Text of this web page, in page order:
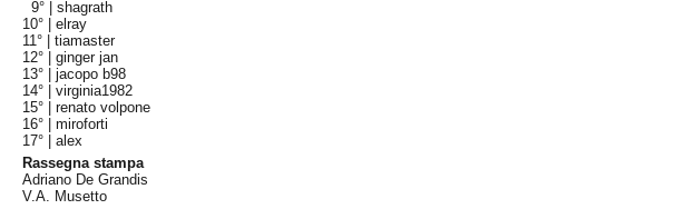
9° |shagrath
10° |elray
11° |tiamaster
12° |ginger jan
13° |jacopo b98
14° |virginia1982
15° |renato volpone
16° |miroforti
17° |alex
Rassegna stampa
Adriano De Grandis
V.A. Musetto